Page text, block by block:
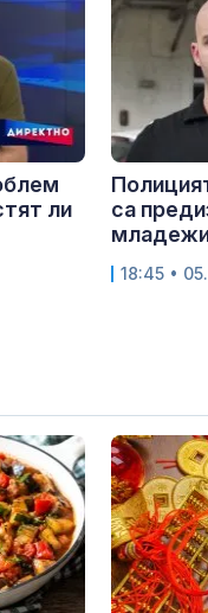
ли
са
18:45 •